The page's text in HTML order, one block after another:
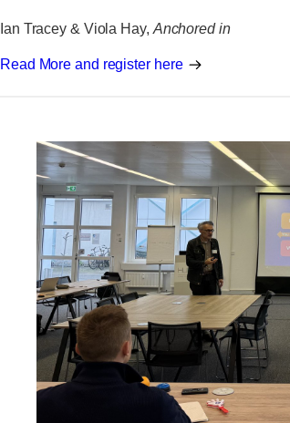
Ian Tracey & Viola Hay, Anchored in
Read More and register here